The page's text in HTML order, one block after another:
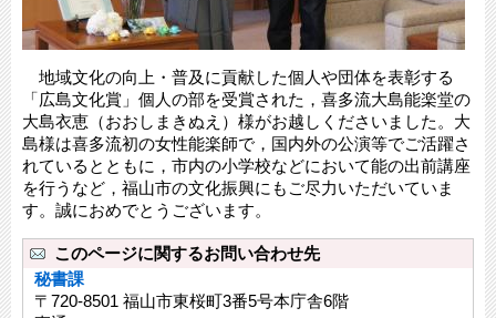
地域文化の向上・普及に貢献した個人や団体を表彰する
「広島文化賞」個人の部を受賞された，喜多流大島能楽堂の
大島衣恵（おおしまきぬえ）様がお越しくださいました。大
島様は喜多流初の女性能楽師で，国内外の公演等でご活躍さ
れているとともに，市内の小学校などにおいて能の出前講座
を行うなど，福山市の文化振興にもご尽力いただいていま
す。誠におめでとうございます。
このページに関するお問い合わせ先
秘書課
〒720-8501 福山市東桜町3番5号本庁舎6階